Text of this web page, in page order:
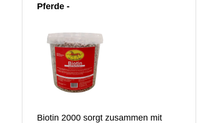
Pferde -
Biotin 2000 sorgt zusammen mit